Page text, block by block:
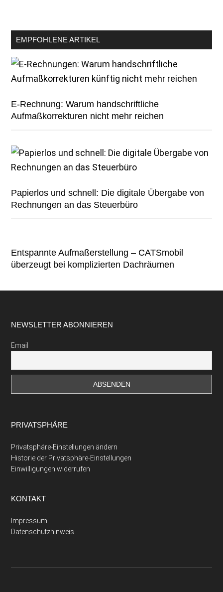
EMPFOHLENE ARTIKEL
E-Rechnung: Warum handschriftliche
Aufmaßkorrekturen nicht mehr reichen
Papierlos und schnell: Die digitale Übergabe von
Rechnungen an das Steuerbüro
Entspannte Aufmaßerstellung – CATSmobil
überzeugt bei komplizierten Dachräumen
Footer
NEWSLETTER ABONNIEREN
Email
PRIVATSPHÄRE
Privatsphäre-Einstellungen ändern
Historie der Privatsphäre-Einstellungen
Einwilligungen widerrufen
KONTAKT
Impressum
Datenschutzhinweis